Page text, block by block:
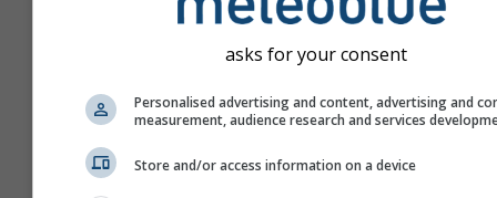
asks for your consent
Personalised advertising and content, advertising and
measurement, audience research and services
Store and/or access information on a device